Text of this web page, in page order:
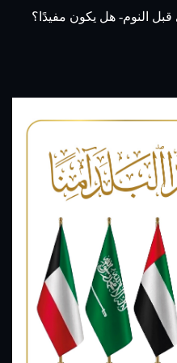
قبل النوم- هل يكون مفيدًا؟